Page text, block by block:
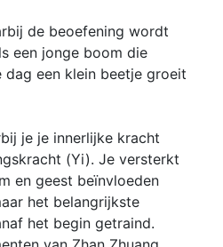
de beoefening wordt
een jonge boom die
een klein beetje groeit
je je innerlijke kracht
(Yi). Je versterkt
en geest beïnvloeden
het belangrijkste
het begin getraind.